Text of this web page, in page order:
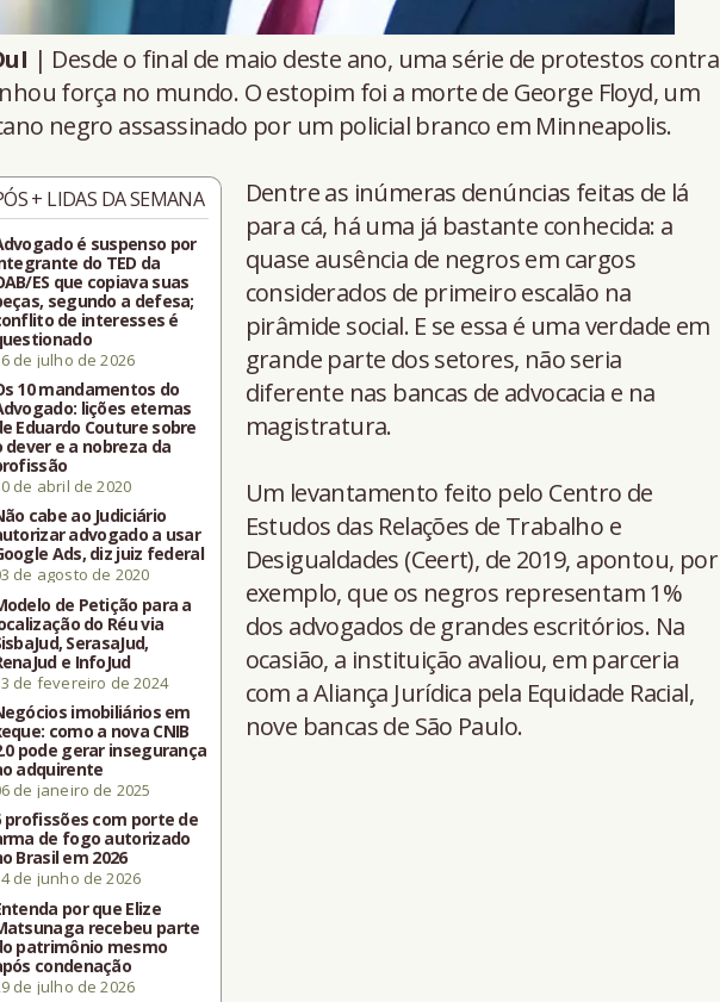
| Desde o final de maio deste ano, uma série de protestos contra
força no mundo. O estopim foi a morte de George Floyd, um
negro assassinado por um policial branco em Minneapolis.
+ LIDAS DA SEMANA
é suspenso por
do TED da
ES que copiava suas
segundo a defesa;
de interesses é
de julho de 2026
10 mandamentos do
lições eternas
Eduardo Couture sobre
dever e a nobreza da
de abril de 2020
cabe ao Judiciário
advogado a usar
Ads, diz juiz federal
de agosto de 2020
de Petição para a
do Réu via
SerasaJud,
e InfoJud
de fevereiro de 2024
imobiliários em
como a nova CNIB
pode gerar insegurança
adquirente
de janeiro de 2025
profissões com porte de
de fogo autorizado
Brasil em 2026
de junho de 2026
por que Elize
recebeu parte
patrimônio mesmo
condenação
de julho de 2026
Dentre as inúmeras denúncias feitas de lá
para cá, há uma já bastante conhecida: a
quase ausência de negros em cargos
considerados de primeiro escalão na
pirâmide social. E se essa é uma verdade em
grande parte dos setores, não seria
diferente nas bancas de advocacia e na
magistratura.
Um levantamento feito pelo Centro de
Estudos das Relações de Trabalho e
Desigualdades (Ceert), de 2019, apontou, por
exemplo, que os negros representam 1%
dos advogados de grandes escritórios. Na
ocasião, a instituição avaliou, em parceria
com a Aliança Jurídica pela Equidade Racial,
nove bancas de São Paulo.